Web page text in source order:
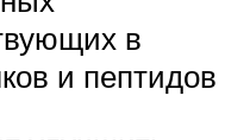
в
и пептидов